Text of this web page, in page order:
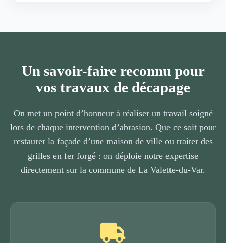
Un savoir-faire reconnu pour
vos travaux de décapage
On met un point d’honneur à réaliser un travail soigné
lors de chaque intervention d’abrasion. Que ce soit pour
restaurer la façade d’une maison de ville ou traiter des
grilles en fer forgé : on déploie notre expertise
directement sur la commune de La Valette-du-Var.